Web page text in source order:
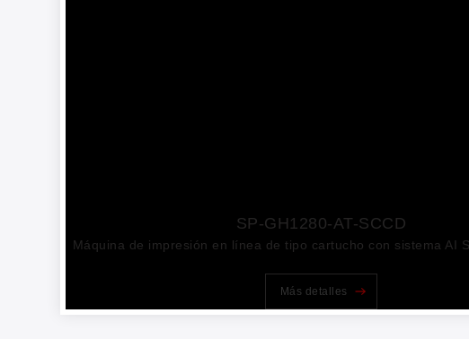
SP-GH1280-AT-SCCD
Máquina de impresión en línea de tipo cartucho con sistema AI
Más detalles